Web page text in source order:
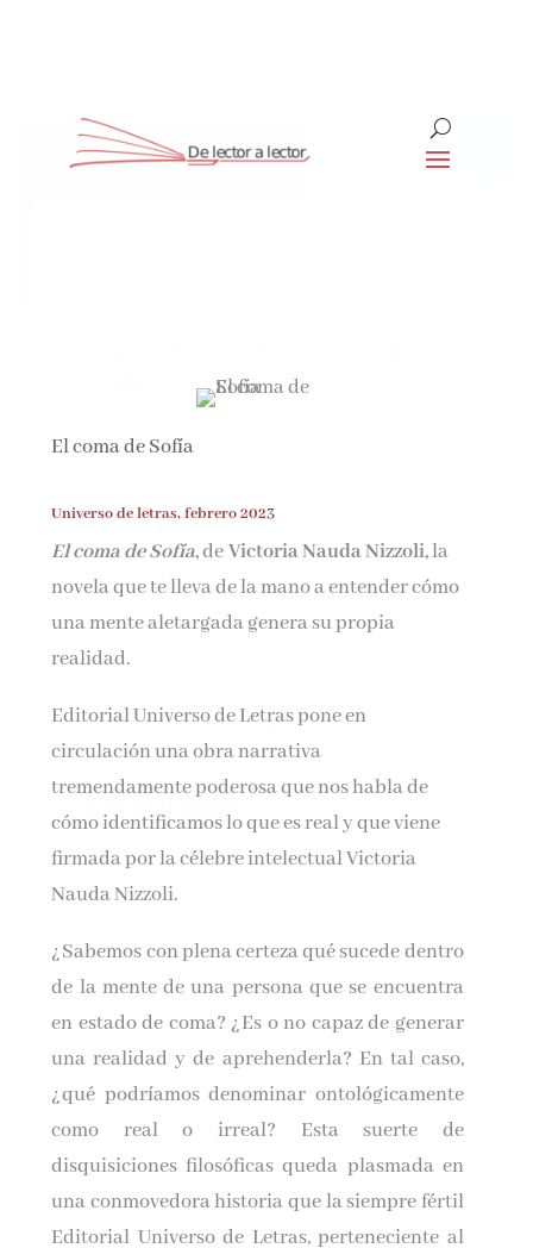
El coma de Sofía
Universo de letras, febrero 2023
El coma de Sofía,deVictoria Nauda Nizzoli,la
novela que te lleva de la mano a entender cómo
una mente aletargada genera su propia
realidad.
Editorial Universo de Letras pone en
circulación una obra narrativa
tremendamente poderosa que nos habla de
cómo identificamos lo que es real y que viene
firmada por la célebre intelectual Victoria
Nauda Nizzoli.
¿Sabemos con plena certeza qué sucede dentro
de la mente de una persona que se encuentra
en estado de coma? ¿Es o no capaz de generar
una realidad y de aprehenderla? En tal caso,
¿qué podríamos denominar ontológicamente
como real o irreal? Esta suerte de
disquisiciones filosóficas queda plasmada en
una conmovedora historia que la siempre fértil
Editorial Universo de Letras, perteneciente al
Suscríbete
Únete a nuestra comunidad de amantes de la
Nombre*
términos y condiciones
de privacidad